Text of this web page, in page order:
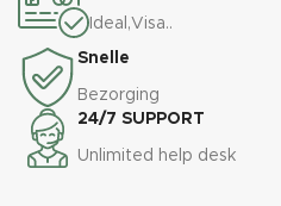
Ideal,Visa..
Snelle
Bezorging
24/7 SUPPORT
Unlimited help desk